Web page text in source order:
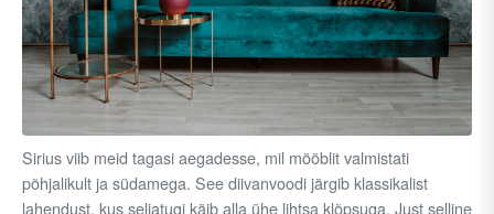
Sirius viib meid tagasi aegadesse, mil mööblit valmistati
põhjalikult ja südamega. See diivanvoodi järgib klassikalist
lahendust, kus seljatugi käib alla ühe lihtsa klõpsuga. Just selline